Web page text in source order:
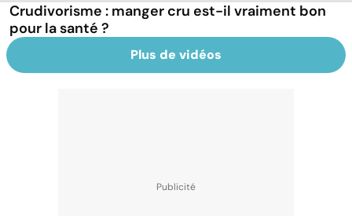
Crudivorisme : manger cru est-il vraiment bon
pour la santé ?
Plus de vidéos